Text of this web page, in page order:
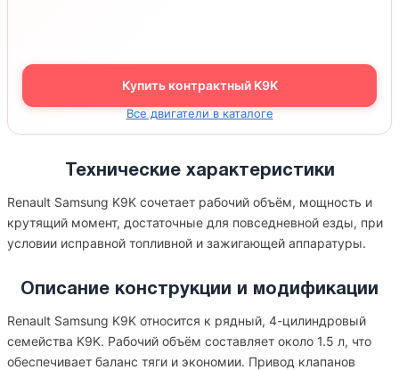
Купить контрактный K9K
Все двигатели в каталоге
Технические характеристики
Renault Samsung K9K сочетает рабочий объём, мощность и
крутящий момент, достаточные для повседневной езды, при
условии исправной топливной и зажигающей аппаратуры.
Описание конструкции и модификации
Renault Samsung K9K относится к рядный, 4-цилиндровый
семейства K9K. Рабочий объём составляет около 1.5 л, что
обеспечивает баланс тяги и экономии. Привод клапанов